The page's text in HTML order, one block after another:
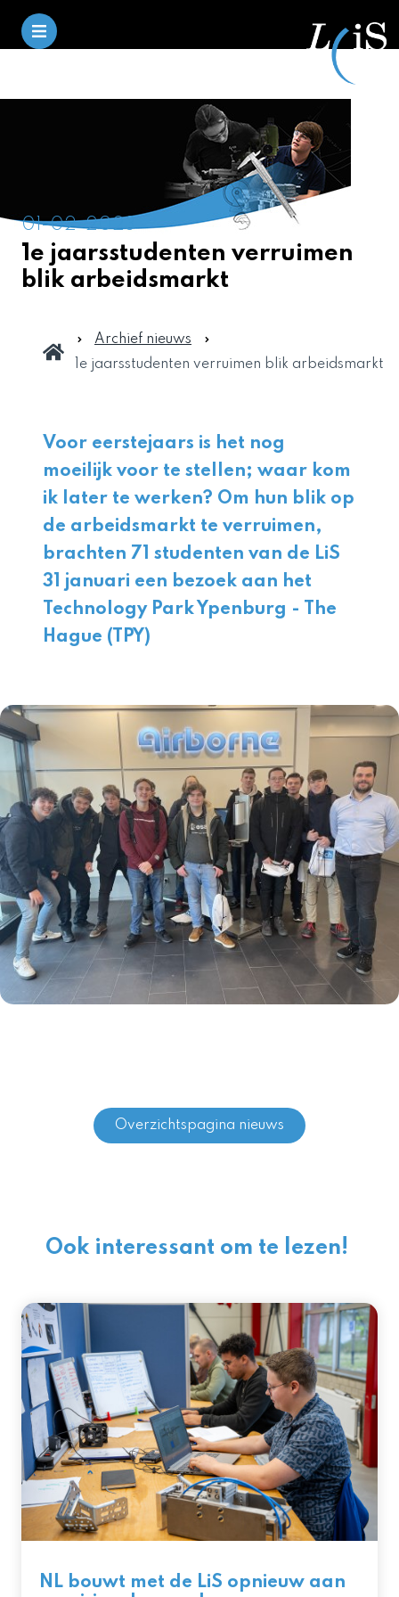
01-02-2023
1e jaarsstudenten verruimen
blik arbeidsmarkt
Archief nieuws
1e jaarsstudenten verruimen blik arbeidsmarkt
Voor eerstejaars is het nog
moeilijk voor te stellen; waar kom
ik later te werken? Om hun blik op
de arbeidsmarkt te verruimen,
brachten 71 studenten van de LiS
31 januari een bezoek aan het
Technology Park Ypenburg - The
Hague (TPY)
Overzichtspagina nieuws
Ook interessant om te lezen!
NL bouwt met de LiS opnieuw aan